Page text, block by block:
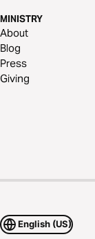
MINISTRY
About
Blog
Press
Giving
English (US)